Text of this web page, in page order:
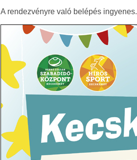
A rendezvényre való belépés ingyenes.